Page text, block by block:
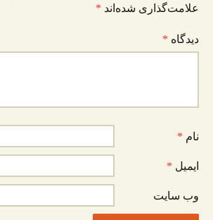
علامت‌گذاری شده‌اند *
دیدگاه *
نام *
ایمیل *
وب‌ سایت